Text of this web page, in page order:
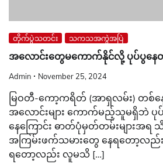
တိုက်ပွဲသတင်း သကသအကွဲအပြဲ
အလောင်းတွေမကောက်နိုင်လို့ ပုပ်ပွနေတဲ့
Admin November 25, 2024
မြဝတီ-ကော့ကရိတ် (အာရှလမ်း) တစ်န
အလောင်းများ ကောက်မည့်သူမရှိဘဲ
နေကြောင်း ဓာတ်ပုံမှတ်တမ်းများအရ
အကြမ်းဖက်သမားတွေ နေရတော့လ
ရတော့လည်း လူမသိ […]